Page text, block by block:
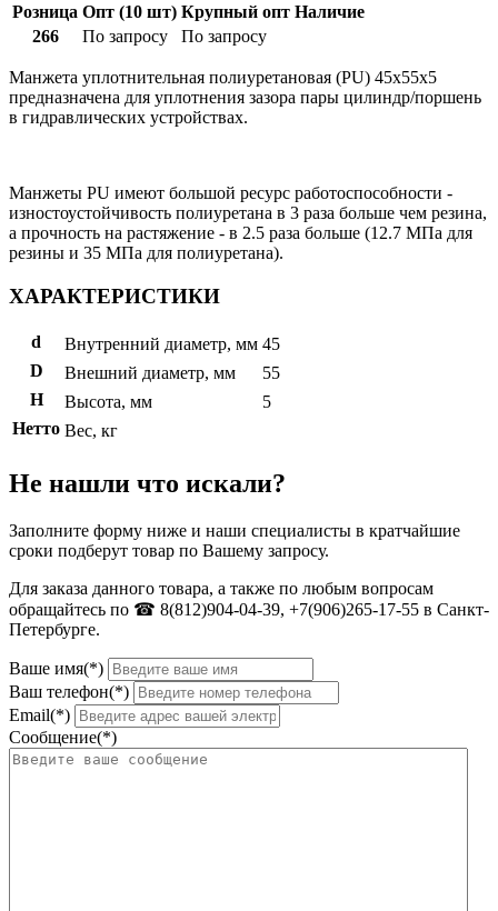
Розница Опт (10 шт) Крупный опт Наличие
266
По запросу По запросу
Манжета уплотнительная полиуретановая (PU) 45x55x5
предназначена для уплотнения зазора пары цилиндр/поршень
в гидравлических устройствах.
Манжеты PU имеют большой ресурс работоспособности -
изностоустойчивость полиуретана в 3 раза больше чем резина,
а прочность на растяжение - в 2.5 раза больше (12.7 МПа для
резины и 35 МПа для полиуретана).
ХАРАКТЕРИСТИКИ
d Внутренний диаметр, мм 45
D
Внешний диаметр, мм
55
H
Высота, мм
5
Нетто Вес, кг
Не нашли что искали?
Заполните форму ниже и наши специалисты в кратчайшие
сроки подберут товар по Вашему запросу.
Для заказа данного товара, а также по любым вопросам
обращайтесь по ☎ 8(812)904-04-39, +7(906)265-17-55 в Санкт-
Петербурге.
Ваше имя(*)
Ваш телефон(*)
Email(*)
Сообщение(*)